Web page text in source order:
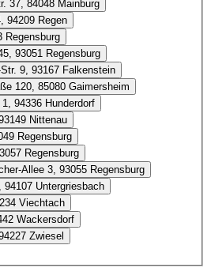
37, 84048 Mainburg
94209 Regen
Regensburg
93051 Regensburg
9, 93167 Falkenstein
120, 85080 Gaimersheim
94336 Hunderdorf
Nittenau
Regensburg
Regensburg
Allee 3, 93055 Regensburg
94107 Untergriesbach
Viechtach
Wackersdorf
Zwiesel